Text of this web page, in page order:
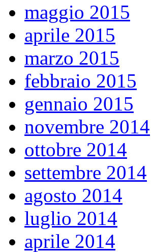
maggio 2015
aprile 2015
marzo 2015
febbraio 2015
gennaio 2015
novembre 2014
ottobre 2014
settembre 2014
agosto 2014
luglio 2014
aprile 2014